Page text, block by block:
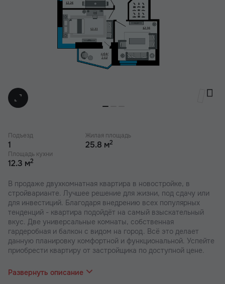
Подъезд
1
Жилая площадь
25.8 м2
Площадь кухни
12.3 м2
В продаже двухкомнатная квартира в новостройке, в
стройварианте. Лучшее решение для жизни, под сдачу или
для инвестиций. Благодаря внедрению всех популярных
тенденций - квартира подойдёт на самый взыскательный
вкус. Две универсальные комнаты, собственная
гардеробная и балкон с видом на город. Всё это делает
данную планировку комфортной и функциональной. Успейте
приобрести квартиру от застройщика по доступной цене.
отделе продаж вас проконсультируют по актуальным
предложениям.
Развернуть описание